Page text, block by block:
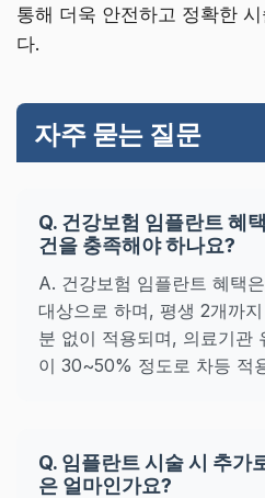
통해 더욱 안전하고 정확한
다.
자주 묻는 질문
Q. 건강보험 임플란트 혜
건을 충족해야 하나요?
A. 건강보험 임플란트 혜택
대상으로 하며, 평생 2개까
분 없이 적용되며, 의료기관
이 30~50% 정도로 차등 적
Q. 임플란트 시술 시 추가
은 얼마인가요?